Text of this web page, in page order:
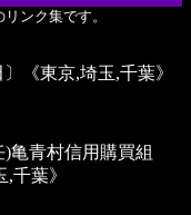
ンク集です。
《東京,埼玉,千葉》
)亀青村信用購買組
千葉》